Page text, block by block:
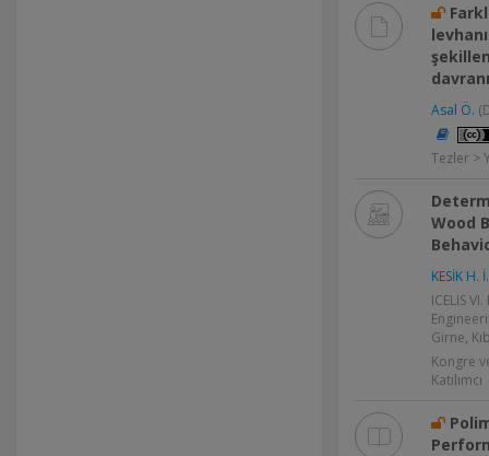
Asal Ö.
Tezler >
Wood
KESİK H. İ.
ICELIS
Girne,
Kongre
Katılımcı